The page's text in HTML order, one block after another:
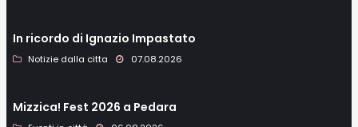
In ricordo di Ignazio Impastato
Notizie dalla citta 07.08.2026
Mizzica! Fest 2026 a Pedara